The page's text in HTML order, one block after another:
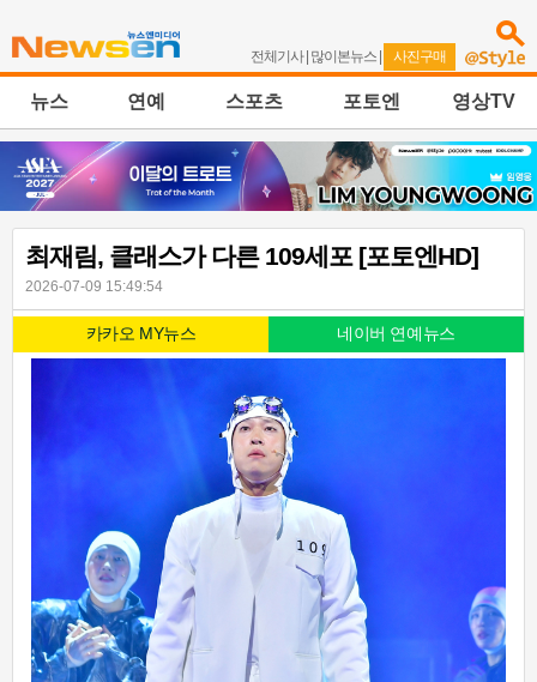
전체기사| 많이본뉴스 | 사진구매
뉴스 연예 스포츠 포토엔 영상TV
최재림, 클래스가 다른 109세포 [포토엔HD]
2026-07-09 15:49:54
카카오 MY뉴스 네이버 연예뉴스